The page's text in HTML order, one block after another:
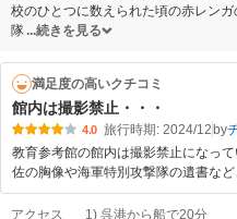
校のひとつに数えられた頃の赤レン
隊
続きを見る
満足度の高いクチコミ
館内は撮影禁止・・・
4.0 旅行時期: 2024/12 by
教育参考館の館内は撮影禁止になっ
佐の胸像や海軍特別攻撃隊の遺書な
アクセス
1) 呉港から船で20分